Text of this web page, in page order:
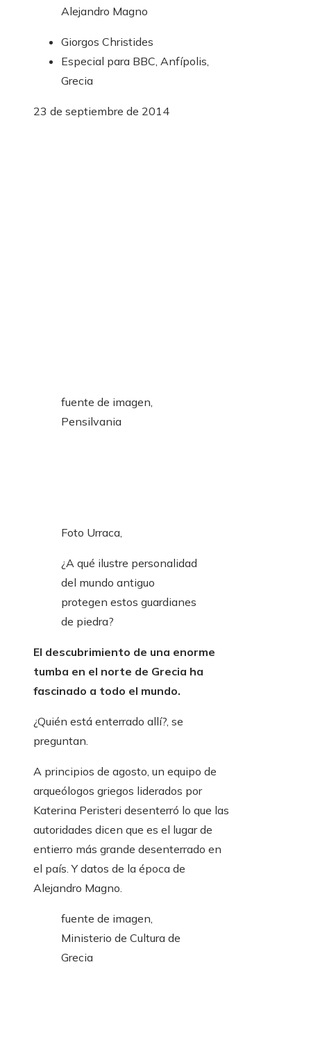
Alejandro Magno
Giorgos Christides
Especial para BBC, Anfípolis,
Grecia
23 de septiembre de 2014
fuente de imagen,
Pensilvania
Foto Urraca,
¿A qué ilustre personalidad
del mundo antiguo
protegen estos guardianes
de piedra?
El descubrimiento de una enorme
tumba en el norte de Grecia ha
fascinado a todo el mundo.
¿Quién está enterrado allí?, se
preguntan.
A principios de agosto, un equipo de
arqueólogos griegos liderados por
Katerina Peristeri desenterró lo que las
autoridades dicen que es el lugar de
entierro más grande desenterrado en
el país. Y datos de la época de
Alejandro Magno.
fuente de imagen,
Ministerio de Cultura de
Grecia